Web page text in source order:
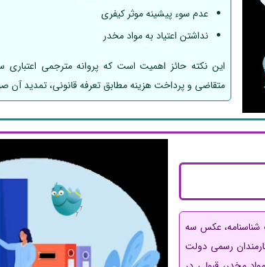
عدم سوء پیشینه موثر کیفری
نداشتن اعتیاد به مواد مخدر
این نکته حائز اهمیت است که پروانه مترجمی
متقاضی و پرداخت هزینه مطابق تعرفه قانونی، تمدید آن
شناسنامه، عکس سه
رسمی دولت